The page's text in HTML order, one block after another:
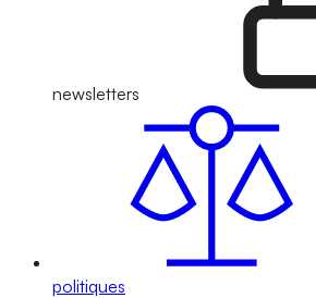
newsletters
politiques